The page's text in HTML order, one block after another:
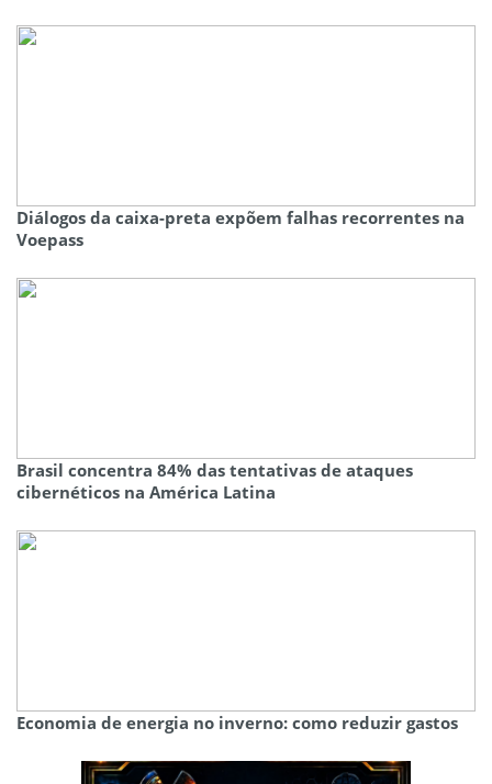
Diálogos da caixa-preta expõem falhas recorrentes na
Voepass
Brasil concentra 84% das tentativas de ataques
cibernéticos na América Latina
Economia de energia no inverno: como reduzir gastos